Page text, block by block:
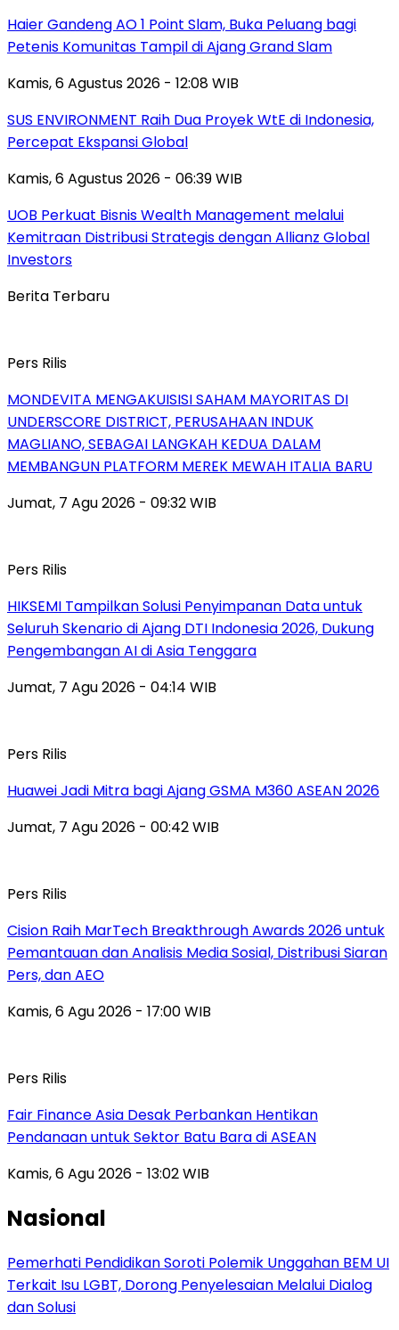
Haier Gandeng AO 1 Point Slam, Buka Peluang bagi
Petenis Komunitas Tampil di Ajang Grand Slam
Kamis, 6 Agustus 2026 - 12:08 WIB
SUS ENVIRONMENT Raih Dua Proyek WtE di Indonesia,
Percepat Ekspansi Global
Kamis, 6 Agustus 2026 - 06:39 WIB
UOB Perkuat Bisnis Wealth Management melalui
Kemitraan Distribusi Strategis dengan Allianz Global
Investors
Berita Terbaru
Pers Rilis
MONDEVITA MENGAKUISISI SAHAM MAYORITAS DI
UNDERSCORE DISTRICT, PERUSAHAAN INDUK
MAGLIANO, SEBAGAI LANGKAH KEDUA DALAM
MEMBANGUN PLATFORM MEREK MEWAH ITALIA BARU
Jumat, 7 Agu 2026 - 09:32 WIB
Pers Rilis
HIKSEMI Tampilkan Solusi Penyimpanan Data untuk
Seluruh Skenario di Ajang DTI Indonesia 2026, Dukung
Pengembangan AI di Asia Tenggara
Jumat, 7 Agu 2026 - 04:14 WIB
Pers Rilis
Huawei Jadi Mitra bagi Ajang GSMA M360 ASEAN 2026
Jumat, 7 Agu 2026 - 00:42 WIB
Pers Rilis
Cision Raih MarTech Breakthrough Awards 2026 untuk
Pemantauan dan Analisis Media Sosial, Distribusi Siaran
Pers, dan AEO
Kamis, 6 Agu 2026 - 17:00 WIB
Pers Rilis
Fair Finance Asia Desak Perbankan Hentikan
Pendanaan untuk Sektor Batu Bara di ASEAN
Kamis, 6 Agu 2026 - 13:02 WIB
Nasional
Pemerhati Pendidikan Soroti Polemik Unggahan BEM UI
Terkait Isu LGBT, Dorong Penyelesaian Melalui Dialog
dan Solusi